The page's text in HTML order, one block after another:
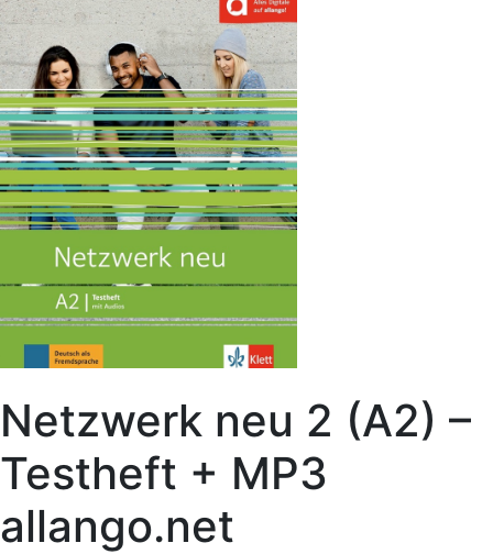
Netzwerk neu 2 (A2) –
Testheft + MP3
allango.net